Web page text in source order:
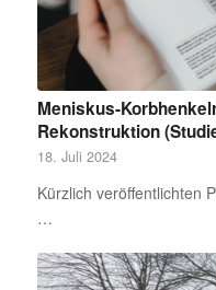
Meniskus-
Rekonstruktion
18. Juli 2024
Kürzlich veröffentlichten
…